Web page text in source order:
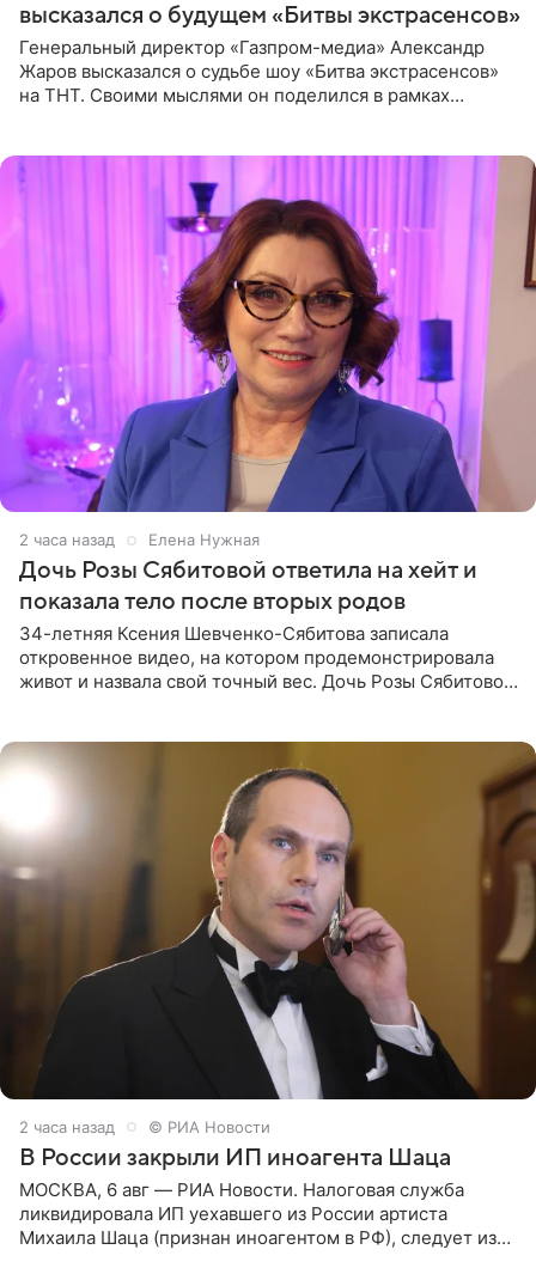
высказался о будущем «Битвы экстрасенсов»
Генеральный директор «Газпром-медиа» Александр
Жаров высказался о судьбе шоу «Битва экстрасенсов»
на ТНТ. Своими мыслями он поделился в рамках
2 часа назад Елена Нужная
Дочь Розы Сябитовой ответила на хейт и
показала тело после вторых родов
34-летняя Ксения Шевченко-Сябитова записала
откровенное видео, на котором продемонстрировала
живот и назвала свой точный вес. Дочь Розы Сябитовой
2 часа назад © РИА Новости
В России закрыли ИП иноагента Шаца
МОСКВА, 6 авг — РИА Новости. Налоговая служба
ликвидировала ИП уехавшего из России артиста
Михаила Шаца (признан иноагентом в РФ), следует из